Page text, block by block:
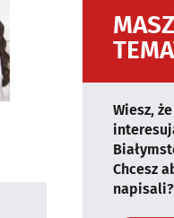
Wiesz,
Chcesz
napisali?